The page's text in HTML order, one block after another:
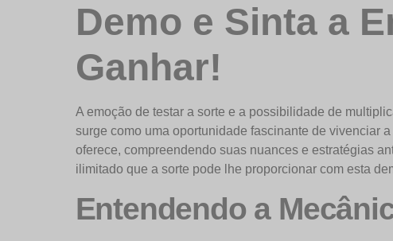
Demo e Sinta a
Ganhar!
A emoção de testar a sorte e a possibilidade de
surge como uma oportunidade fascinante de vivenciar
oferece, compreendendo suas nuances e estratégias
ilimitado que a sorte pode lhe proporcionar com esta
Entendendo a